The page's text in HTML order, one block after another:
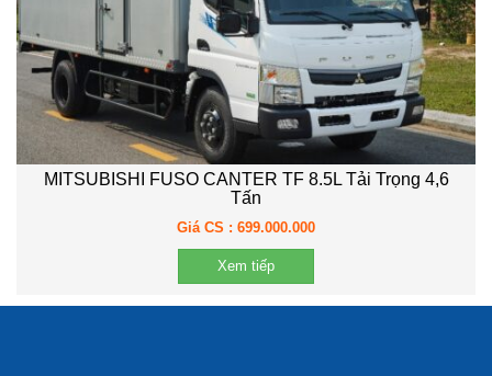
MITSUBISHI FUSO CANTER TF 8.5L Tải Trọng 4,6
Tấn
Giá CS : 699.000.000
Xem tiếp